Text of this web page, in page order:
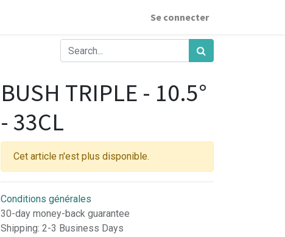
Se connecter
BUSH TRIPLE - 10.5°
- 33CL
Cet article n'est plus disponible.
Conditions générales
30-day money-back guarantee
Shipping: 2-3 Business Days